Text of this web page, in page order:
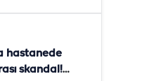
hastanede
skandal!